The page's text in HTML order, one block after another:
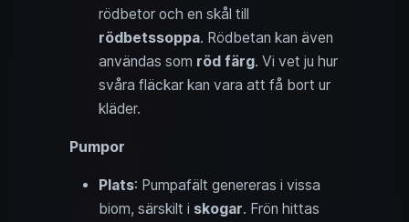
rödbetor och en skål till
rödbetssoppa. Rödbetan kan även
användas som röd färg. Vi vet ju hur
svåra fläckar kan vara att få bort ur
kläder.
Pumpor
Plats: Pumpafält genereras i vissa
biom, särskilt i skogar. Frön hittas